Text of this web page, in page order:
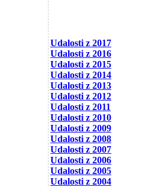
Udalosti z 2017
Udalosti z 2016
Udalosti z 2015
Udalosti z 2014
Udalosti z 2013
Udalosti z 2012
Udalosti z 2011
Udalosti z 2010
Udalosti z 2009
Udalosti z 2008
Udalosti z 2007
Udalosti z 2006
Udalosti z 2005
Udalosti z 2004